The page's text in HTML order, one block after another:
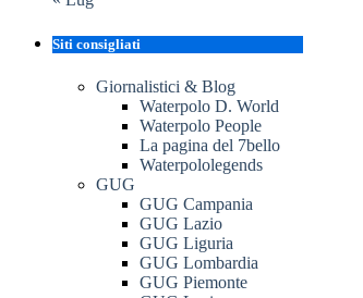
Siti consigliati
Giornalistici & Blog
Waterpolo D. World
Waterpolo People
La pagina del 7bello
Waterpololegends
GUG
GUG Campania
GUG Lazio
GUG Liguria
GUG Lombardia
GUG Piemonte